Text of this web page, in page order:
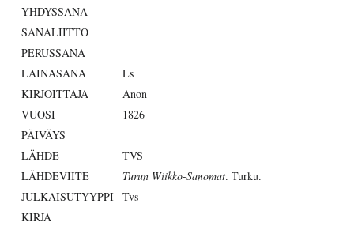
YHDYSSANA
SANALIITTO
PERUSSANA
LAINASANA
Ls
KIRJOITTAJA
Anon
VUOSI
1826
PÄIVÄYS
LÄHDE
TVS
LÄHDEVIITE
Turun Wiikko-Sanomat. Turku.
JULKAISUTYYPPI Tvs
KIRJA